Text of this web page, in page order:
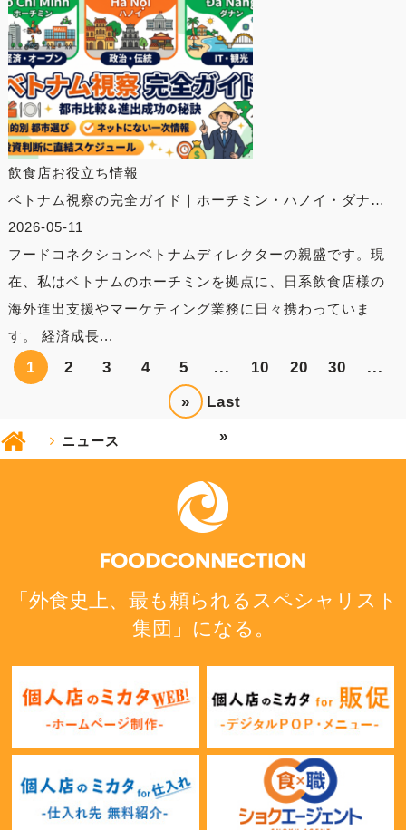
飲食店お役立ち情報
ベトナム視察の完全ガイド｜ホーチミン・ハノイ・ダナ…
2026-05-11
フードコネクションベトナムディレクターの親盛です。現
在、私はベトナムのホーチミンを拠点に、日系飲食店様の
海外進出支援やマーケティング業務に日々携わっていま
す。 経済成長...
1 2 3 4 5 ... 10 20 30 ...
» Last
»
ニュース
「外食史上、最も頼られるスペシャリスト
集団」になる。